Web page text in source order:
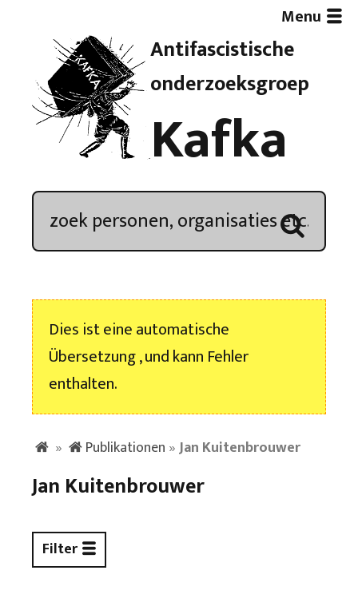
Antifascistische
onderzoeksgroep
Kafka
Menu
Artikelen
Demonstratieoverzicht
Kroniek
Nieuwsbrief
Dies ist eine automatische
Übersetzung , und kann Fehler
enthalten.
» Publikationen »Jan Kuitenbrouwer
Jan Kuitenbrouwer
Filter